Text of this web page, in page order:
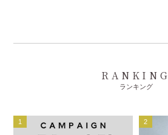
RANKING
ランキング